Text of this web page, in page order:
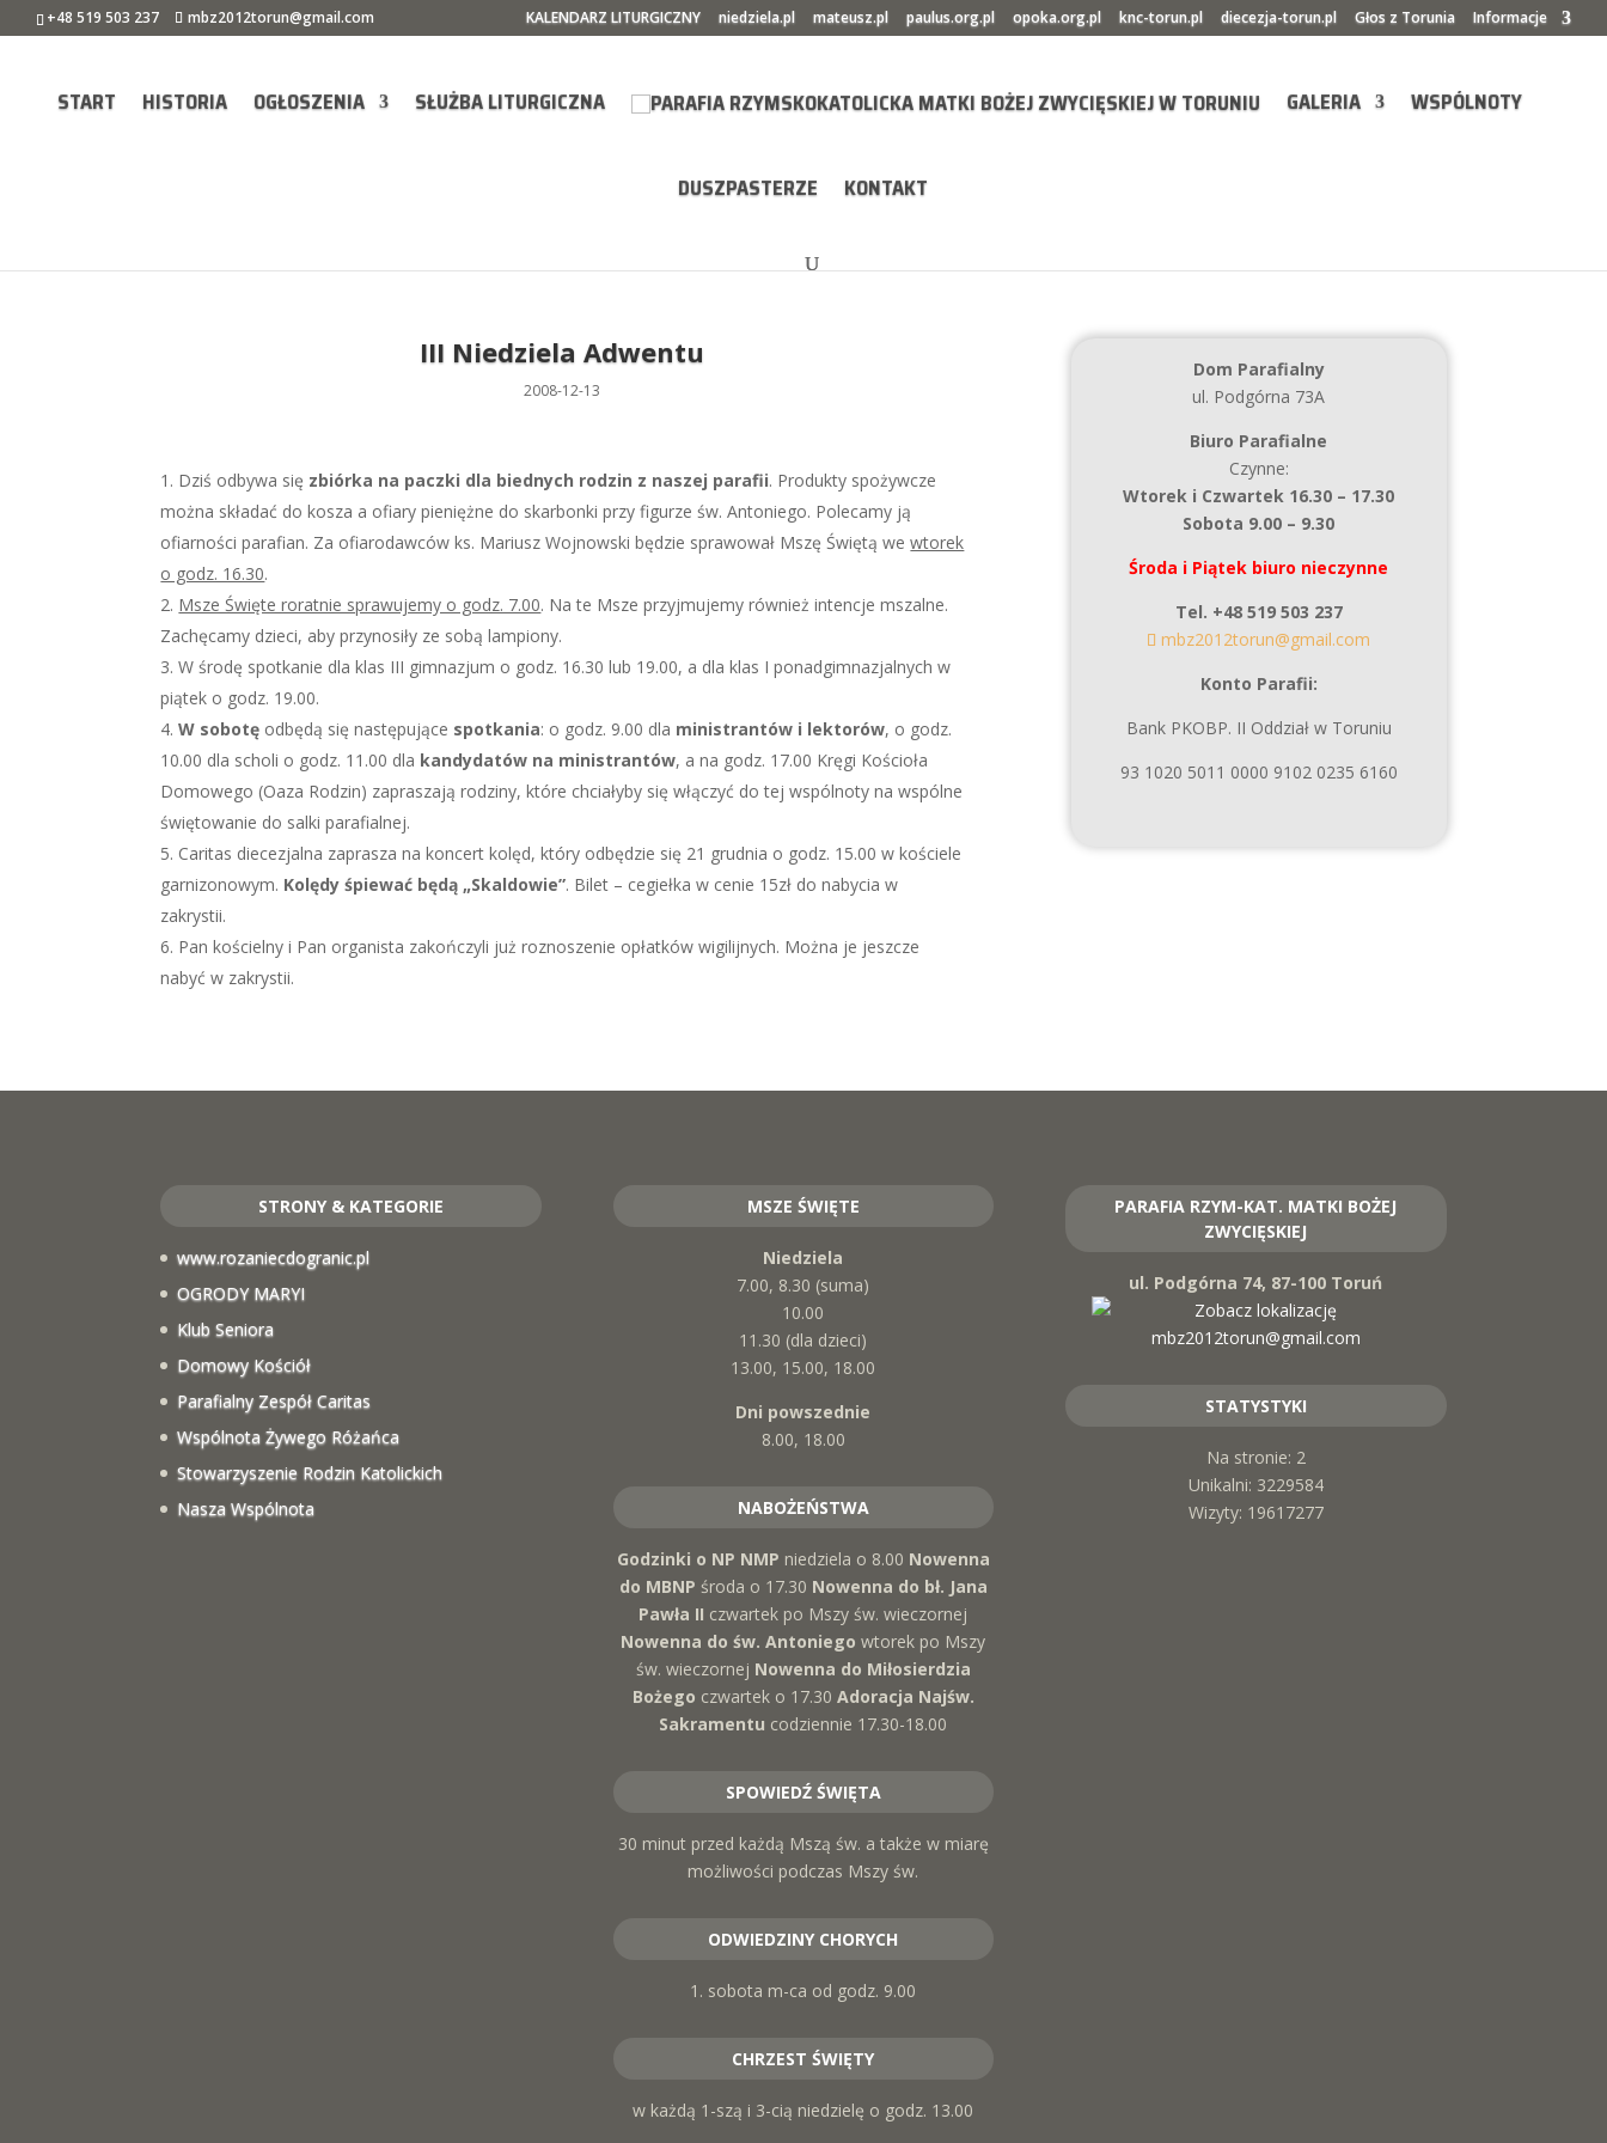
+48 519 503 237 mbz2012torun@gmail.com KALENDARZ LITURGICZNY niedziela.pl mateusz.pl paulus.org.pl opoka.org.pl knc-torun.pl diecezja-torun.pl Głos z Torunia Informacje
START HISTORIA OGŁOSZENIA SŁUŻBA LITURGICZNA GALERIA WSPÓLNOTY
DUSZPASTERZE KONTAKT
III Niedziela Adwentu
2008-12-13
Dziś odbywa się zbiórka na paczki dla biednych rodzin z naszej parafii. Produkty spożywcze
można składać do kosza a ofiary pieniężne do skarbonki przy figurze św. Antoniego. Polecamy ją
ofiarności parafian. Za ofiarodawców ks. Mariusz Wojnowski będzie sprawował Mszę Świętą wewtorek
o godz. 16.30.
Msze Święte roratnie sprawujemy o godz. 7.00. Na te Msze przyjmujemy również intencje mszalne.
Zachęcamy dzieci, aby przynosiły ze sobą lampiony.
W środę spotkanie dla klas III gimnazjum o godz. 16.30 lub 19.00, a dla klas I ponadgimnazjalnych w
piątek o godz. 19.00.
W sobotę odbędą się następujące spotkania: o godz. 9.00 dla ministrantów i lektorów, o godz.
10.00 dla scholi o godz. 11.00 dla kandydatów na ministrantów, a na godz. 17.00 Kręgi Kościoła
Domowego (Oaza Rodzin) zapraszają rodziny, które chciałyby się włączyć do tej wspólnoty na wspólne
świętowanie do salki parafialnej.
Caritas diecezjalna zaprasza na koncert kolęd, który odbędzie się 21 grudnia o godz. 15.00 w kościele
garnizonowym. Kolędy śpiewać będą „Skaldowie”. Bilet – cegiełka w cenie 15zł do nabycia w
zakrystii.
Pan kościelny i Pan organista zakończyli już roznoszenie opłatków wigilijnych. Można je jeszcze
nabyć w zakrystii.
Dom Parafialny
ul. Podgórna 73A
Biuro Parafialne
Czynne:
Wtorek i Czwartek 16.30 – 17.30
Sobota 9.00 – 9.30
Środa i Piątek biuro nieczynne
Tel. +48 519 503 237
mbz2012torun@gmail.com
Konto Parafii:
Bank PKOBP. II Oddział w Toruniu
93 1020 5011 0000 9102 0235 6160
STRONY & KATEGORIE
www.rozaniecdogranic.pl
OGRODY MARYI
Klub Seniora
Domowy Kościół
Parafialny Zespół Caritas
Wspólnota Żywego Różańca
Stowarzyszenie Rodzin Katolickich
Nasza Wspólnota
MSZE ŚWIĘTE
Niedziela
7.00, 8.30 (suma)
10.00
11.30 (dla dzieci)
13.00, 15.00, 18.00
Dni powszednie
8.00, 18.00
NABOŻEŃSTWA
Godzinki o NP NMP niedziela o 8.00 Nowenna
do MBNP środa o 17.30 Nowenna do bł. Jana
Pawła II czwartek po Mszy św. wieczornej
Nowenna do św. Antoniegowtorek po Mszy
św. wieczornej Nowenna do Miłosierdzia
Bożego czwartek o 17.30 Adoracja Najśw.
Sakramentu codziennie 17.30-18.00
SPOWIEDŹ ŚWIĘTA
30 minut przed każdą Mszą św. a także w miarę
możliwości podczas Mszy św.
ODWIEDZINY CHORYCH
1. sobota m-ca od godz. 9.00
CHRZEST ŚWIĘTY
w każdą 1-szą i 3-cią niedzielę o godz. 13.00
PARAFIA RZYM-KAT. MATKI BOŻEJ
ZWYCIĘSKIEJ
ul. Podgórna 74, 87-100 Toruń
mbz2012torun@gmail.com
STATYSTYKI
Na stronie: 2
Unikalni: 3229584
Wizyty: 19617277